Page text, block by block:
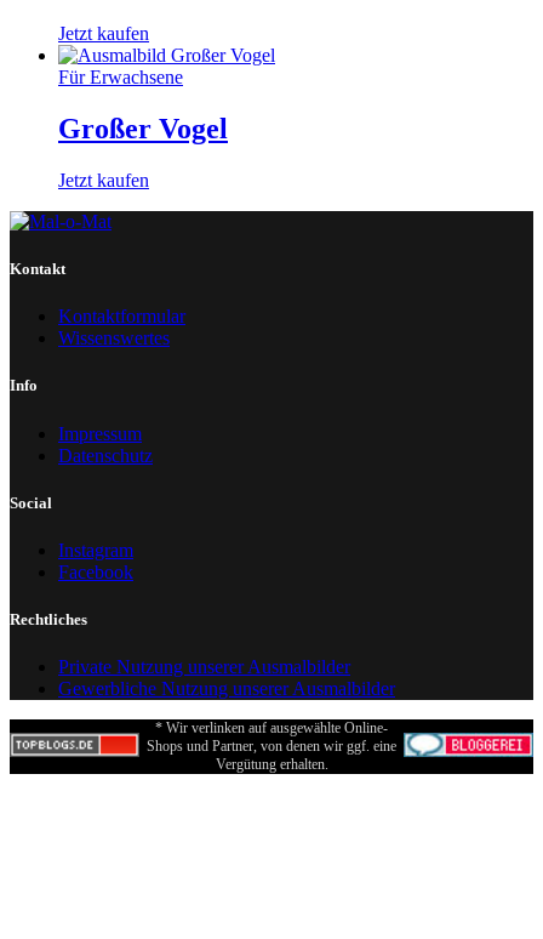
Jetzt kaufen
Für Erwachsene
Großer Vogel
Jetzt kaufen
Kontakt
Kontaktformular
Wissenswertes
Info
Impressum
Datenschutz
Social
Instagram
Facebook
Rechtliches
Private Nutzung unserer Ausmalbilder
Gewerbliche Nutzung unserer Ausmalbilder
* Wir verlinken auf ausgewählte Online-
Shops und Partner, von denen wir ggf. eine
Vergütung erhalten.